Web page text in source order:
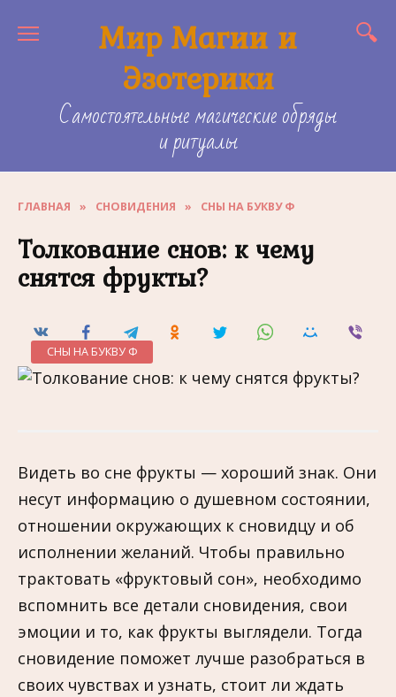
Мир Магии и
Эзотерики
Самостоятельные магические обряды
и ритуалы
ГЛАВНАЯ » СНОВИДЕНИЯ » СНЫ НА БУКВУ Ф
Толкование снов: к чему
снятся фрукты?
СНЫ НА БУКВУ Ф
Видеть во сне фрукты — хороший знак. Они
несут информацию о душевном состоянии,
отношении окружающих к сновидцу и об
исполнении желаний. Чтобы правильно
трактовать «фруктовый сон», необходимо
вспомнить все детали сновидения, свои
эмоции и то, как фрукты выглядели. Тогда
сновидение поможет лучше разобраться в
своих чувствах и узнать, стоит ли ждать